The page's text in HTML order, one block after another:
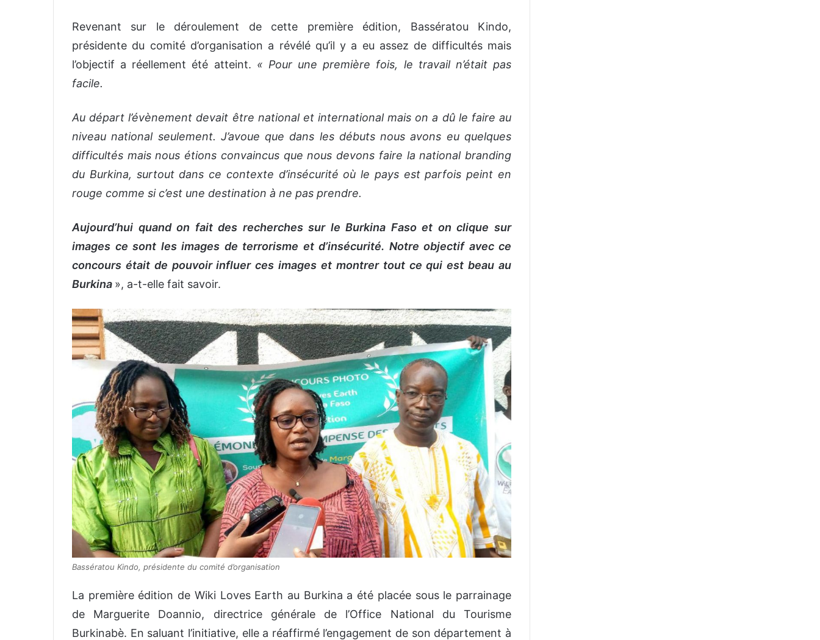
Revenant sur le déroulement de cette première édition, Bassératou Kindo,
présidente du comité d’organisation a révélé qu’il y a eu assez de difficultés mais
l’objectif a réellement été atteint. « Pour une première fois, le travail n’était pas
facile.
Au départ l’évènement devait être national et international mais on a dû le faire au
niveau nationalseulement. J’avoue que dans les débutsnous avons eu quelques
difficultés maisnous étions convaincus que nous devons faire la nationalbranding
du Burkina, surtout dans ce contexte d’insécurité où le pays est parfoispeint en
rouge comme si c’est une destination à ne pas prendre.
Aujourd’hui quand on fait des recherches sur le Burkina Faso et on clique sur
images ce sont les images de terrorisme et d’insécurité. Notre objectif avec ce
concours étaitde pouvoir influer ces images et montrer tout ce qui est beau au
Burkina », a-t-elle fait savoir.
Bassératou Kindo, présidente du comité d’organisation
La première édition de Wiki Loves Earth au Burkina a été placée sous le parrainage
de Marguerite Doannio, directrice générale de l’Office National du Tourisme
Burkinabè. En saluant l’initiative, elle a réaffirmé l’engagement de son département à